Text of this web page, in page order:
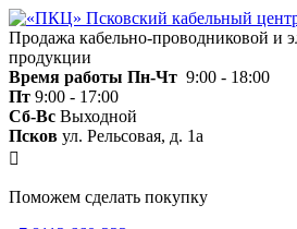
Продажа кабельно-проводниковой и
продукции
Время работы Пн-Чт 9:00 - 18:00
Пт 9:00 - 17:00
Сб-Вс Выходной
Псков ул. Рельсовая, д. 1а
Поможем сделать покупку